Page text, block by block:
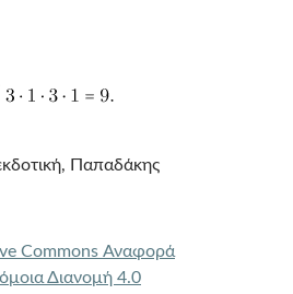
Παπαδάκης
Commons Αναφορά
Διανομή 4.0